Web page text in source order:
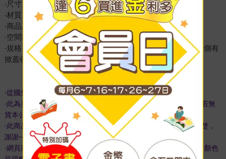
‧尺寸：約22.5 x 29.5 x 15.5CM
‧材質：尼龍
‧商品來源：美國，平行輸入 全新真品
‧空間容量：皮夾、相機、隨身小物
‧規格：掀蓋拉鏈開合，前1拉鏈袋，內附1拉鍊夾層袋，外兩側有
掀蓋收納小袋
‧從國外訂購需要7-14工作天才能配送完成
‧此為美國訂貨商品,隨時會因國外斷貨未即時通知而來不及下架,若無
貨本公司保留訂單與否的權利謝謝您
‧此商品於原廠就無附贈防塵袋、禮盒及紙袋~訂購前請先考慮清楚，
謝謝~
‧網頁商品會因為使用不同的品牌螢幕以及解析度不同，造成圖片顏色